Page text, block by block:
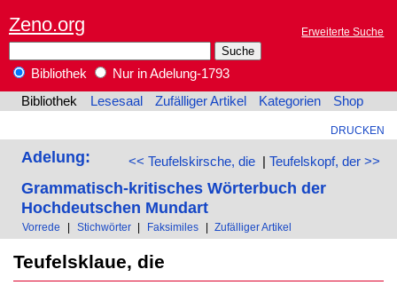
Zeno.org Erweiterte Suche
Bibliothek
Nur in Adelung-1793
Bibliothek
Lesesaal Zufälliger Artikel Kategorien Shop
DRUCKEN
<< Teufelskirsche, die| Teufelskopf, der >>
Adelung:
Grammatisch-kritisches Wörterbuch der
Hochdeutschen Mundart
Vorrede | Stichwörter | Faksimiles | Zufälliger Artikel
Teufelsklaue, die